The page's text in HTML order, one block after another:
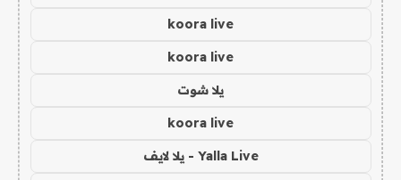
koora live
koora live
يلا شوت
koora live
Yalla Live - يلا لايف